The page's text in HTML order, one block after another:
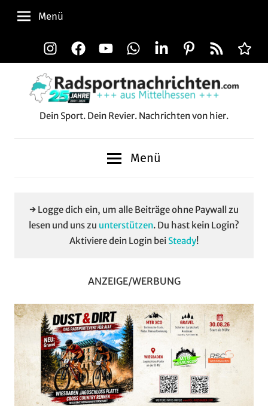
Zum
Inhalt
InstagramFacebookYouTubeWhatsAppLinkedInPinterest
RSS-
Feed
Alle
Menü
Dein Sport. Dein Revier. Nachrichten von hier.
Menü
→ Logge dich ein, um alle Beiträge ohne Paywall zu
lesen und uns zu unterstützen. Du hast kein Login?
Aktiviere dein Login bei Steady!
ANZEIGE/WERBUNG